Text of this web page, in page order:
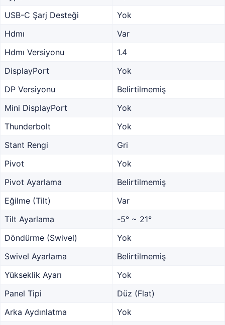
USB-C Şarj Desteği
Yok
Hdmı
Var
Hdmı Versiyonu
1.4
DisplayPort
Yok
DP Versiyonu
Belirtilmemiş
Mini DisplayPort
Yok
Thunderbolt
Yok
Stant Rengi
Gri
Pivot
Yok
Pivot Ayarlama
Belirtilmemiş
Eğilme (Tilt)
Var
Tilt Ayarlama
-5° ~ 21°
Döndürme (Swivel)
Yok
Swivel Ayarlama
Belirtilmemiş
Yükseklik Ayarı
Yok
Panel Tipi
Düz (Flat)
Arka Aydınlatma
Yok